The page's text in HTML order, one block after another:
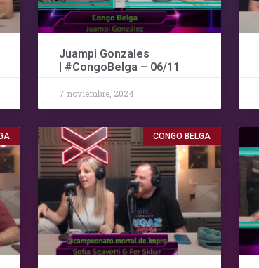
Juampi Gonzales
| #CongoBelga – 06/11
7 noviembre, 2024
CONGO BELGA